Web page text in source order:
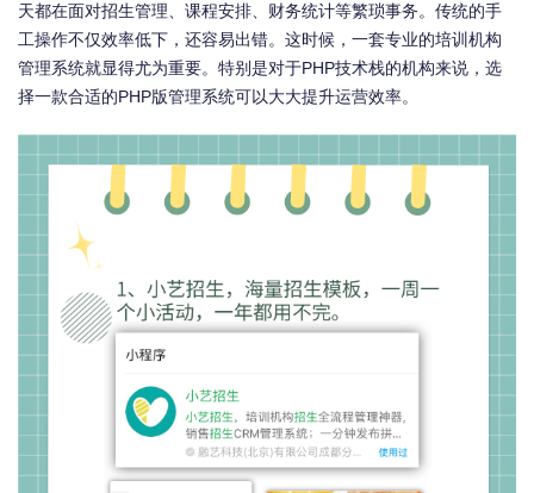
天都在面对招生管理、课程安排、财务统计等繁琐事务。传统的手
工操作不仅效率低下，还容易出错。这时候，一套专业的培训机构
管理系统就显得尤为重要。特别是对于PHP技术栈的机构来说，选
择一款合适的PHP版管理系统可以大大提升运营效率。